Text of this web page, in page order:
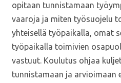
opitaan tunnistamaan
vaaroja ja miten työsuojelu
yhteisellä työpaikalla, omat
työpaikalla toimivien
vastuut. Koulutus ohjaa
tunnistamaan ja arvioimaan